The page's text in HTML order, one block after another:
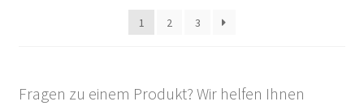
1 2 3
Fragen zu einem Produkt? Wir helfen Ihnen